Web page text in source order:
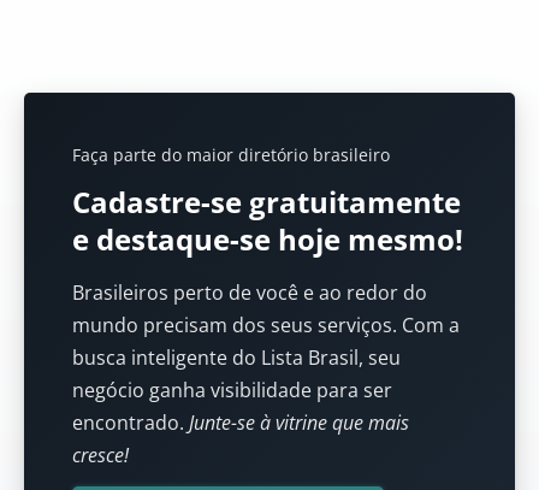
Faça parte do maior diretório brasileiro
Cadastre-se gratuitamente
e destaque-se hoje mesmo!
Brasileiros perto de você e ao redor do
mundo precisam dos seus serviços. Com a
busca inteligente do Lista Brasil, seu
negócio ganha visibilidade para ser
encontrado. Junte-se à vitrine que mais
cresce!